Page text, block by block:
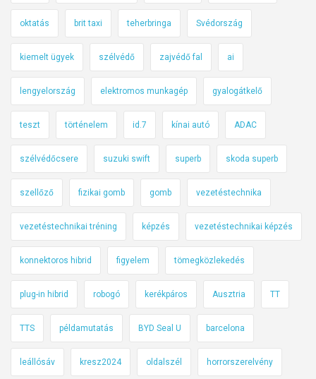
oktatás brit taxi teherbringa Svédország
kiemelt ügyek szélvédő zajvédő fal ai
lengyelország elektromos munkagép gyalogátkelő
teszt történelem id.7 kínai autó ADAC
szélvédőcsere suzuki swift superb skoda superb
szellőző fizikai gomb gomb vezetéstechnika
vezetéstechnikai tréning képzés vezetéstechnikai képzés
konnektoros hibrid figyelem tömegközlekedés
plug-in hibrid robogó kerékpáros Ausztria TT
TTS példamutatás BYD Seal U barcelona
leállósáv kresz2024 oldalszél horrorszerelvény